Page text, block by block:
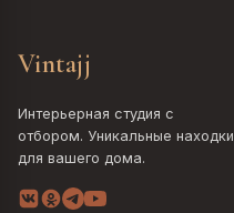
Vintajj
Интерьерная студия с
отбором. Уникальные находки
для вашего дома.